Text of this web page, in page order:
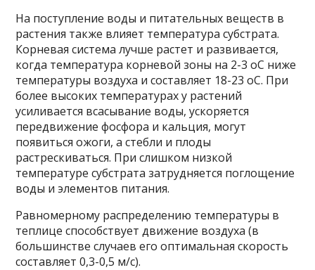
На поступление воды и питательных веществ в
растения также влияет температура субстрата.
Корневая система лучше растет и развивается,
когда температура корневой зоны на 2-3 оС ниже
температуры воздуха и составляет 18-23 оС. При
более высоких температурах у растений
усиливается всасывание воды, ускоряется
передвижение фосфора и кальция, могут
появиться ожоги, а стебли и плоды
растрескиваться. При слишком низкой
температуре субстрата затрудняется поглощение
воды и элементов питания.
Равномерному распределению температуры в
теплице способствует движение воздуха (в
большинстве случаев его оптимальная скорость
составляет 0,3-0,5 м/с).